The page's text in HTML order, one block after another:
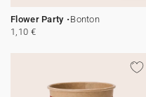
Flower Party
Bonton
1,10 €